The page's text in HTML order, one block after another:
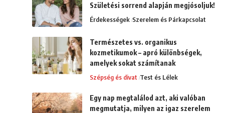
Születési sorrend alapján megjósoljuk!
Érdekességek Szerelem és Párkapcsolat
Természetes vs. organikus
kozmetikumok – apró különbségek,
amelyek sokat számítanak
Szépség és divat Test és Lélek
Egy nap megtalálod azt, aki valóban
megmutatja, milyen az igaz szerelem